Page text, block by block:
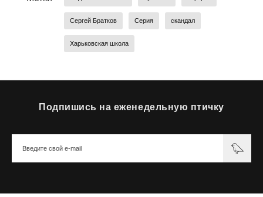
Сергей Братков Серия скандал
Харьковская школа
Подпишись на еженедельную птичку